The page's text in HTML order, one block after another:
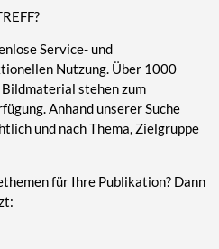
Service- und
Nutzung. Über 1000
stehen zum
Anhand unserer Suche
und nach Thema, Zielgruppe
für Ihre Publikation? Dann